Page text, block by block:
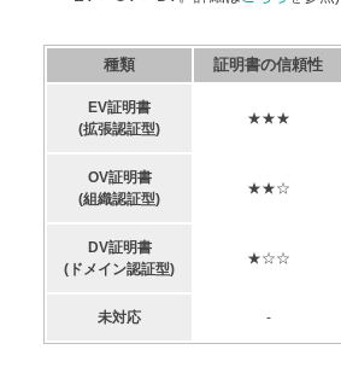
種類 証明書の信頼性
EV証明書
(拡張認証型)
★★★
OV証明書
(組織認証型)
★★☆
DV証明書
(ドメイン認証型)
★☆☆
未対応 -